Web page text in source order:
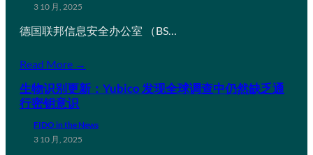
3 10 月, 2025
德国联邦信息安全办公室 （BS…
Read More →
生物识别更新：Yubico 发现全球调查中仍然缺乏通
行密钥意识
FIDO in the News
3 10 月, 2025